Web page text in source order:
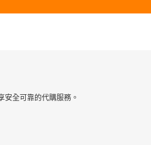
安全可靠的代購服務。